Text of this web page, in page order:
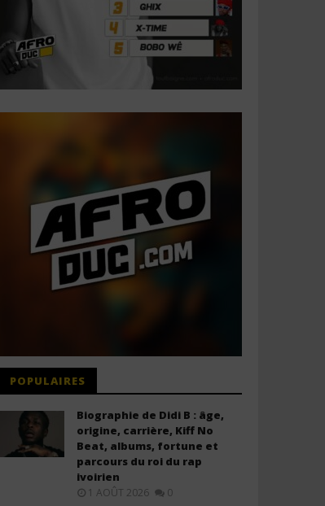
POPULAIRES
Biographie de Didi B : âge,
origine, carrière, Kiff No
Beat, albums, fortune et
parcours du roi du rap
ivoirien
1 AOÛT 2026 0